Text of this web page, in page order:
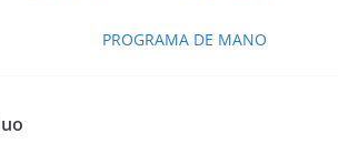
PROGRAMA DE MANO